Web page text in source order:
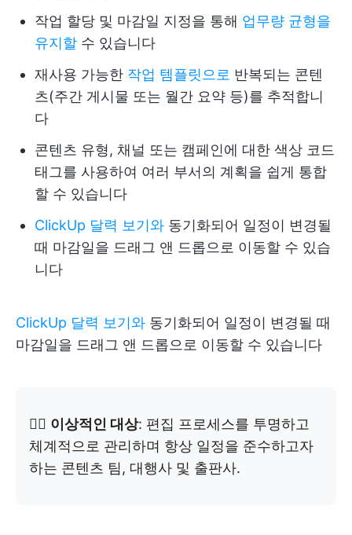
작업 할당 및 마감일 지정을 통해 업무량 균형을
유지할 수 있습니다
재사용 가능한 작업 템플릿으로 반복되는 콘텐
츠(주간 게시물 또는 월간 요약 등)를 추적합니
다
콘텐츠 유형, 채널 또는 캠페인에 대한 색상 코드
태그를 사용하여 여러 부서의 계획을 쉽게 통합
할 수 있습니다
ClickUp 달력 보기와 동기화되어 일정이 변경될
때 마감일을 드래그 앤 드롭으로 이동할 수 있습
니다
ClickUp 달력 보기와 동기화되어 일정이 변경될 때
마감일을 드래그 앤 드롭으로 이동할 수 있습니다
👉🏼 이상적인 대상: 편집 프로세스를 투명하고
체계적으로 관리하며 항상 일정을 준수하고자
하는 콘텐츠 팀, 대행사 및 출판사.